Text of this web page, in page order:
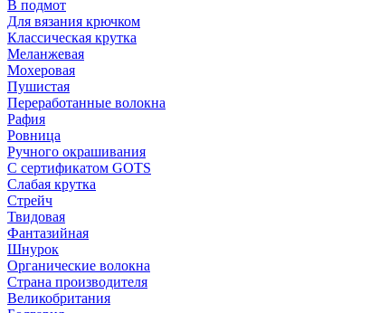
В подмот
Для вязания крючком
Классическая крутка
Меланжевая
Мохеровая
Пушистая
Переработанные волокна
Рафия
Ровница
Ручного окрашивания
С сертификатом GOTS
Слабая крутка
Стрейч
Твидовая
Фантазийная
Шнурок
Органические волокна
Страна производителя
Великобритания